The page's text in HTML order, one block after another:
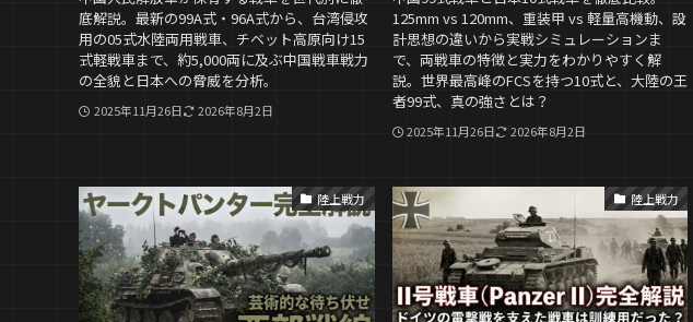
底解説。最新の99A式・96A式から、台湾侵攻
用の05式水陸両用戦車、チベット高原向け15
式軽戦車まで、約5,000両に及ぶ中国戦車戦力
の全貌と日本への脅威を分析。
2025年11月26日 2026年8月2日
125mm vs 120mm、重装甲 vs 軽量高機動、設
計思想の違いから実戦シミュレーションま
で、両戦車の特徴と実力をわかりやすく解
説。世界最高峰のFCSを持つ10式と、大陸の王
者99式、真の強さとは？
2025年11月26日 2026年8月2日
陸上戦力 陸上戦力